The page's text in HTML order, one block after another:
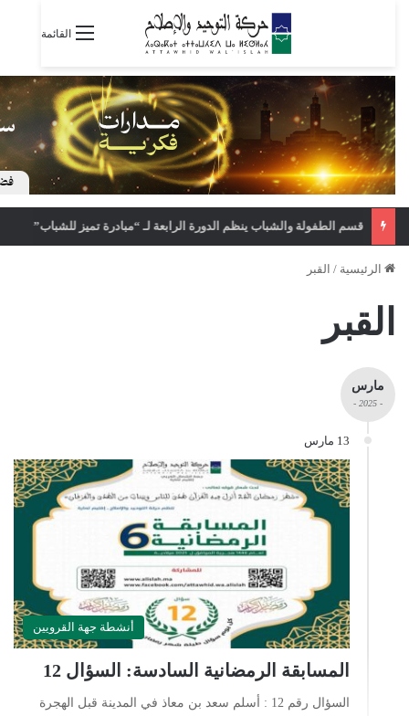
القائمة
قسم الطفولة والشباب ينظم الدورة الرابعة لـ “مبادرة تميز للشباب”
الرئيسية / القبر
القبر
مارس
- 2025 -
13 مارس
أنشطة جهة القرويين
المسابقة الرمضانية السادسة: السؤال 12
السؤال رقم 12 : أسلم سعد بن معاذ في المدينة قبل الهجرة